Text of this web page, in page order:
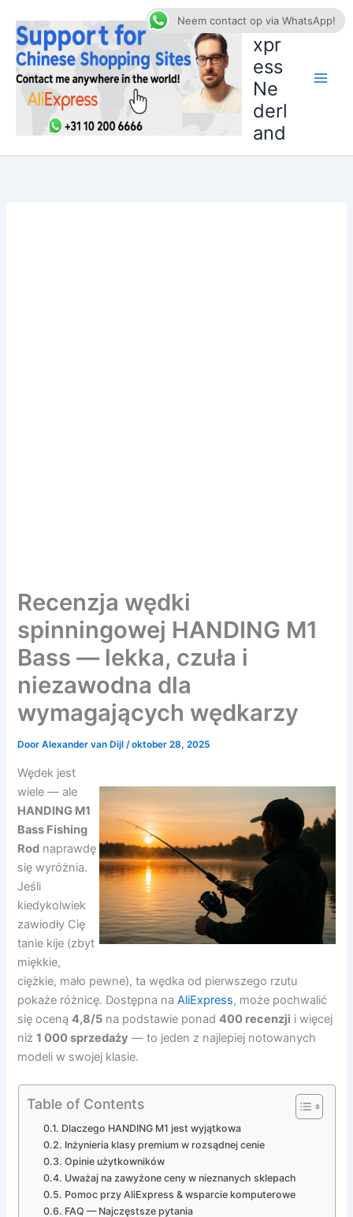
naar
inhoud
AliE
xpr
ess
Ne
derl
and
Recenzja wędki
spinningowej HANDING M1
Bass — lekka, czuła i
niezawodna dla
wymagających wędkarzy
DoorAlexander van Dijl/oktober 28, 2025
Wędek jest
wiele — ale
HANDING M1
Bass Fishing
Rod naprawdę
się wyróżnia.
Jeśli
kiedykolwiek
zawiodły Cię
tanie kije (zbyt
miękkie,
ciężkie, mało pewne), ta wędka od pierwszego rzutu
pokaże różnicę. Dostępna naAliExpress, może pochwalić
się oceną4,8/5 na podstawie ponad400 recenzji i więcej
niż1 000 sprzedaży — to jeden z najlepiej notowanych
modeli w swojej klasie.
Table of Contents
Dlaczego HANDING M1 jest wyjątkowa
Inżynieria klasy premium w rozsądnej cenie
Opinie użytkowników
Uważaj na zawyżone ceny w nieznanych sklepach
Pomoc przy AliExpress & wsparcie komputerowe
FAQ — Najczęstsze pytania
Neem contact op via WhatsApp!